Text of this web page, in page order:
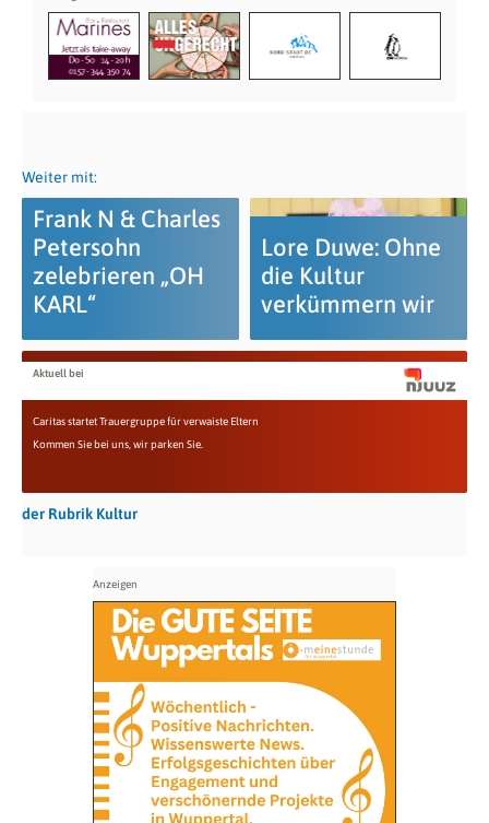
Weiter mit:
Frank N & Charles
Petersohn
zelebrieren „OH
KARL“
Lore Duwe: Ohne
die Kultur
verkümmern wir
Aktuell bei
Caritas startet Trauergruppe für verwaiste Eltern
Kommen Sie bei uns, wir parken Sie.
der Rubrik Kultur